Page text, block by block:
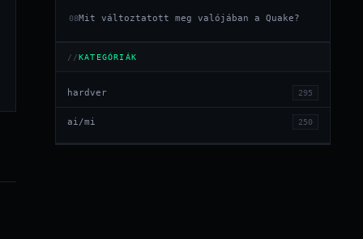
08Mit változtatott meg valójában a Quake?
KATEGÓRIÁK
hardver 295
ai/mi 250